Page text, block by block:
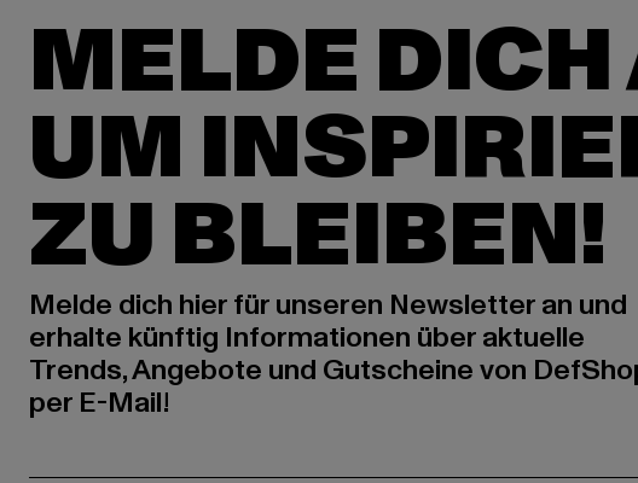
MELDE DICH
UM
ZU BLEIBEN!
Melde dich hier für unseren Newsletter an und
erhalte künftig Informationen über aktuelle
Trends, Angebote und Gutscheine von
per E-Mail!